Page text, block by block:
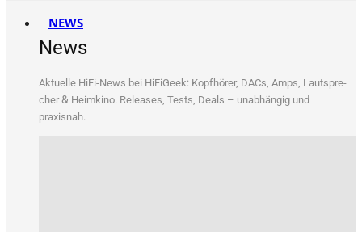
NEWS
News
Aktu­el­le HiFi-News bei HiFi­Ge­ek: Kopf­hö­rer, DACs, Amps, Laut­spre­
cher & Heim­ki­no. Releases, Tests, Deals – unab­hän­gig und
praxisnah.